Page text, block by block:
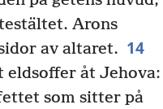
Arons
av altaret. 14
eldsoffer åt Jehova:
som sitter på